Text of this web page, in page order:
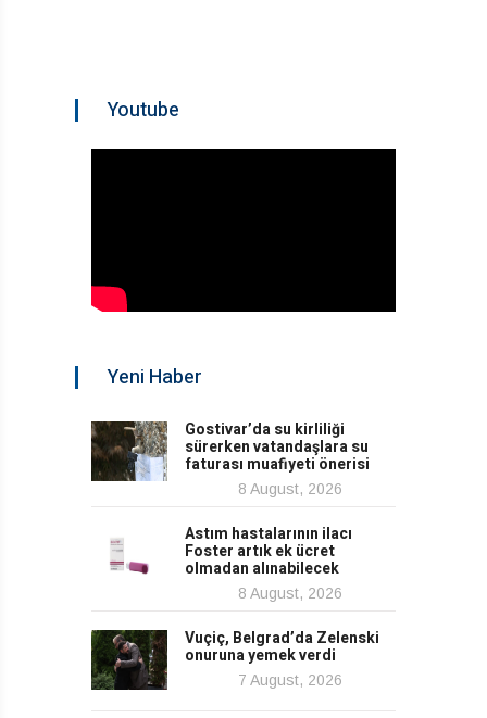
Youtube
Yeni Haber
Gostivar’da su kirliliği
sürerken vatandaşlara su
faturası muafiyeti önerisi
8 August, 2026
Astım hastalarının ilacı
Foster artık ek ücret
olmadan alınabilecek
8 August, 2026
Vuçiç, Belgrad’da Zelenski
onuruna yemek verdi
7 August, 2026